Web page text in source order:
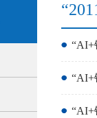
“AI+
“AI+
“AI+